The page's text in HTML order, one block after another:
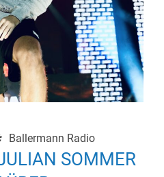
Ballermann Radio
SOMMER V